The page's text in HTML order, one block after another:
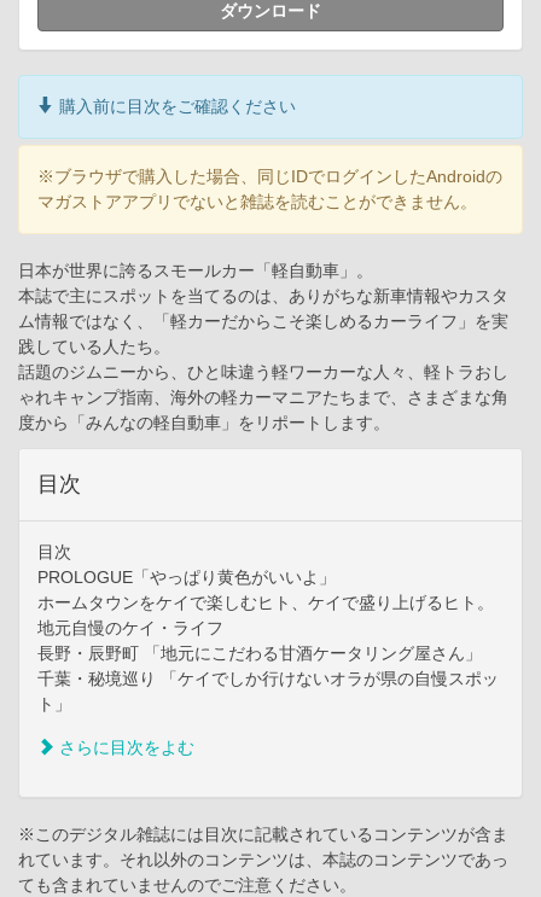
ダウンロード
購入前に目次をご確認ください
※ブラウザで購入した場合、同じIDでログインしたAndroidの
マガストアアプリでないと雑誌を読むことができません。
日本が世界に誇るスモールカー「軽自動車」。
本誌で主にスポットを当てるのは、ありがちな新車情報やカスタ
ム情報ではなく、「軽カーだからこそ楽しめるカーライフ」を実
践している人たち。
話題のジムニーから、ひと味違う軽ワーカーな人々、軽トラおし
ゃれキャンプ指南、海外の軽カーマニアたちまで、さまざまな角
度から「みんなの軽自動車」をリポートします。
目次
目次
PROLOGUE「やっぱり黄色がいいよ」
ホームタウンをケイで楽しむヒト、ケイで盛り上げるヒト。
地元自慢のケイ・ライフ
長野・辰野町 「地元にこだわる甘酒ケータリング屋さん」
千葉・秘境巡り 「ケイでしか行けないオラが県の自慢スポッ
ト」
さらに目次をよむ
※このデジタル雑誌には目次に記載されているコンテンツが含ま
れています。それ以外のコンテンツは、本誌のコンテンツであっ
ても含まれていませんのでご注意ください。